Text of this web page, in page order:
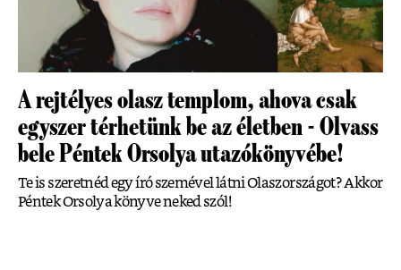
A rejtélyes olasz templom, ahova csak
egyszer térhetünk be az életben - Olvass
bele Péntek Orsolya utazókönyvébe!
Te is szeretnéd egy író szemével látni Olaszországot? Akkor
Péntek Orsolya könyve neked szól!